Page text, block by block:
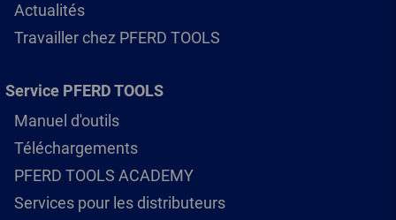
Actualités
Travailler chez PFERD TOOLS
Service PFERD TOOLS
Manuel d'outils
Téléchargements
PFERD TOOLS ACADEMY
Services pour les distributeurs